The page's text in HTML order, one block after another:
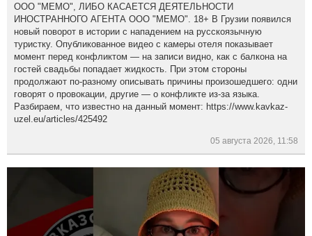
ООО "МЕМО", ЛИБО КАСАЕТСЯ ДЕЯТЕЛЬНОСТИ
ИНОСТРАННОГО АГЕНТА ООО "МЕМО". 18+ В Грузии появился
новый поворот в истории с нападением на русскоязычную
туристку. Опубликованное видео с камеры отеля показывает
момент перед конфликтом — на записи видно, как с балкона на
гостей свадьбы попадает жидкость. При этом стороны
продолжают по-разному описывать причины произошедшего: одни
говорят о провокации, другие — о конфликте из-за языка.
Разбираем, что известно на данный момент: https://www.kavkaz-
uzel.eu/articles/425492
05 августа 2026, 11:58